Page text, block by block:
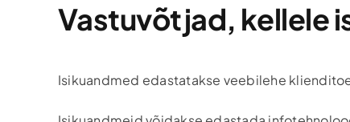
Vastuvõtjad, kellele
Isikuandmed edastatakse veebilehe